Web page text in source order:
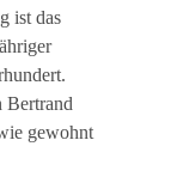
ist das
Bertrand
gewohnt